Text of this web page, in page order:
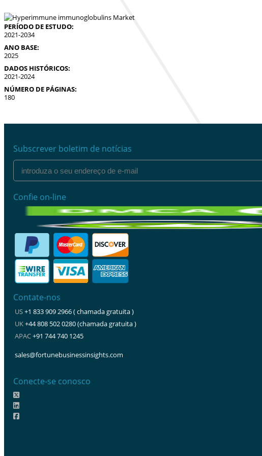
PERÍODO DE ESTUDO:
2021-2034
ANO BASE:
2025
DADOS HISTÓRICOS:
2021-2024
NÚMERO DE PÁGINAS:
180
Subscrever boletim de notícias
Confie on-line
Contate-nos
US+1 833 909 2966 ( chamada gratuita )
UK+44 808 502 0280 (chamada gratuita )
APAC+91 744 740 1245
sales@fortunebusinessinsights.com
Conecte-se conosco